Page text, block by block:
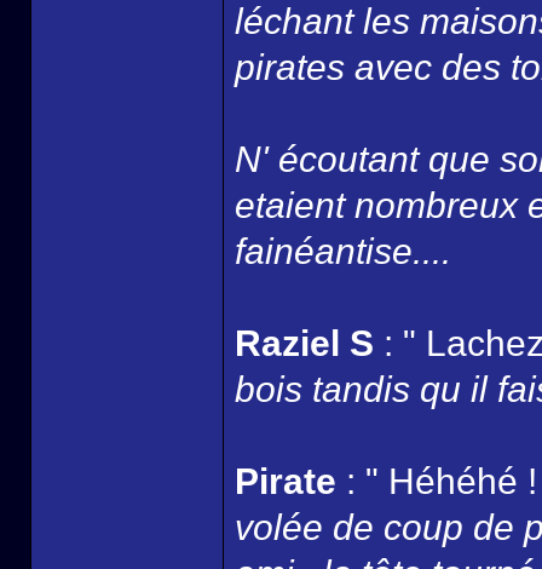
léchant les
pirates avec des
N' écoutant que
etaient nombreux
fainéantise....
Raziel S : "
bois tandis qu il
Pirate : " Héhéhé
volée de coup de